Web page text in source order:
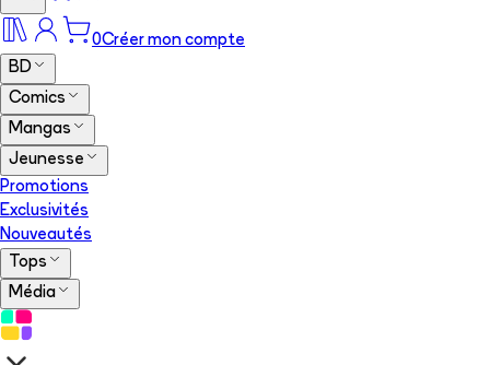
0Créer mon compte
BD
Comics
Mangas
Jeunesse
Promotions
Exclusivités
Nouveautés
Tops
Média